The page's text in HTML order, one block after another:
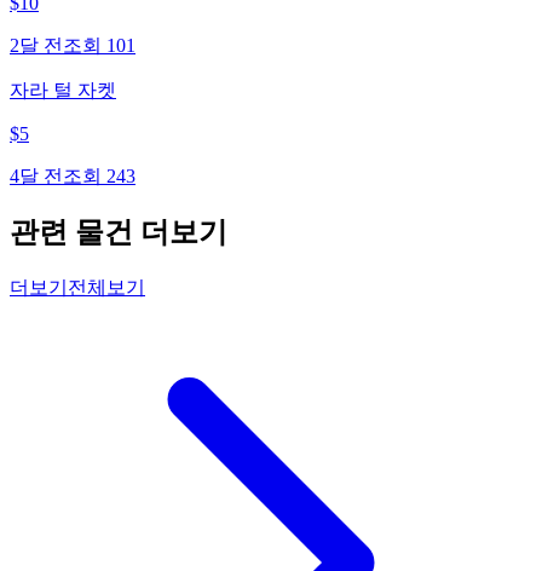
2달 전 조회 101
자라 털 자켓
$5
4달 전 조회 243
관련 물건 더보기
더보기 전체보기